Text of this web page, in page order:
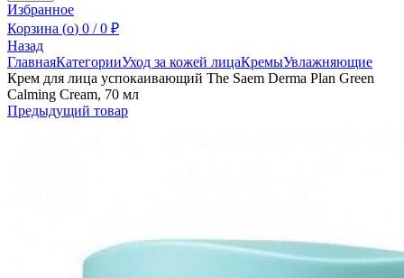
Избранное
Корзина (o) 0 / 0 ₽
Назад
ГлавнаяКатегорииУход за кожей лицаКремыУвлажняющие
Крем для лица успокаивающий The Saem Derma Plan Green
Calming Cream, 70 мл
Предыдущий товар